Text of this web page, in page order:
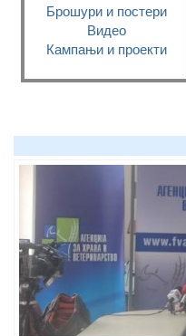
Брошури и постери
Видео
Кампањи и проекти